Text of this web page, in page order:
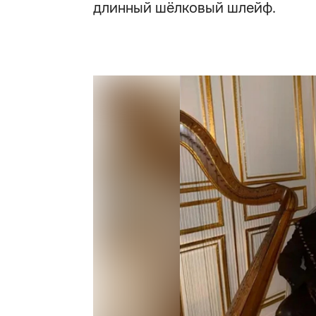
длинный шёлковый шлейф.